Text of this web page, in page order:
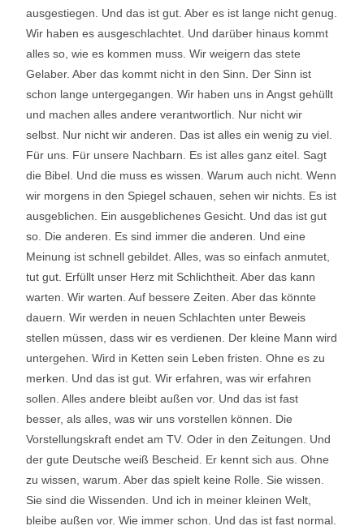
ausgestiegen. Und das ist gut. Aber es ist lange nicht genug.
Wir haben es ausgeschlachtet. Und darüber hinaus kommt
alles so, wie es kommen muss. Wir weigern das stete
Gelaber. Aber das kommt nicht in den Sinn. Der Sinn ist
schon lange untergegangen. Wir haben uns in Angst gehüllt
und machen alles andere verantwortlich. Nur nicht wir
selbst. Nur nicht wir anderen. Das ist alles ein wenig zu viel.
Für uns. Für unsere Nachbarn. Es ist alles ganz eitel. Sagt
die Bibel. Und die muss es wissen. Warum auch nicht. Wenn
wir morgens in den Spiegel schauen, sehen wir nichts. Es ist
ausgeblichen. Ein ausgeblichenes Gesicht. Und das ist gut
so. Die anderen. Es sind immer die anderen. Und eine
Meinung ist schnell gebildet. Alles, was so einfach anmutet,
tut gut. Erfüllt unser Herz mit Schlichtheit. Aber das kann
warten. Wir warten. Auf bessere Zeiten. Aber das könnte
dauern. Wir werden in neuen Schlachten unter Beweis
stellen müssen, dass wir es verdienen. Der kleine Mann wird
untergehen. Wird in Ketten sein Leben fristen. Ohne es zu
merken. Und das ist gut. Wir erfahren, was wir erfahren
sollen. Alles andere bleibt außen vor. Und das ist fast
besser, als alles, was wir uns vorstellen können. Die
Vorstellungskraft endet am TV. Oder in den Zeitungen. Und
der gute Deutsche weiß Bescheid. Er kennt sich aus. Ohne
zu wissen, warum. Aber das spielt keine Rolle. Sie wissen.
Sie sind die Wissenden. Und ich in meiner kleinen Welt,
bleibe außen vor. Wie immer schon. Und das ist fast normal.